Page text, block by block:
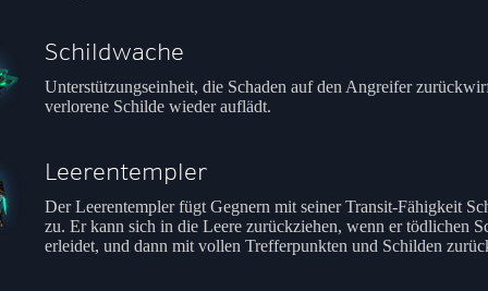
Schildwache
Unterstützungseinheit, die Schaden auf den Angreifer
verlorene Schilde wieder auflädt.
Leerentempler
Der Leerentempler fügt Gegnern mit seiner Transit-Fähigkeit
zu. Er kann sich in die Leere zurückziehen, wenn er tödlichen
erleidet, und dann mit vollen Trefferpunkten und Schilden